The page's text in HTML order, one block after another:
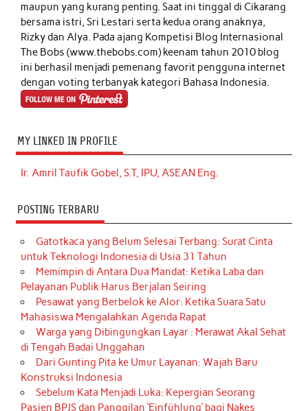
maupun yang kurang penting. Saat ini tinggal di Cikarang
bersama istri, Sri Lestari serta kedua orang anaknya,
Rizky dan Alya. Pada ajang Kompetisi Blog Internasional
The Bobs (www.thebobs.com) keenam tahun 2010 blog
ini berhasil menjadi pemenang favorit pengguna internet
dengan voting terbanyak kategori Bahasa Indonesia.
MY LINKED IN PROFILE
Ir. Amril Taufik Gobel, S.T, IPU, ASEAN Eng.
POSTING TERBARU
Gatotkaca yang Belum Selesai Terbang: Surat Cinta
untuk Teknologi Indonesia di Usia 31 Tahun
Memimpin di Antara Dua Mandat: Ketika Laba dan
Pelayanan Publik Harus Berjalan Seiring
Pesawat yang Berbelok ke Alor: Ketika Suara Satu
Mahasiswa Mengalahkan Agenda Rapat
Warga yang Dibingungkan Layar : Merawat Akal Sehat
di Tengah Badai Unggahan
Dari Gunting Pita ke Umur Layanan: Wajah Baru
Konstruksi Indonesia
Sebelum Kata Menjadi Luka: Kepergian Seorang
Pasien BPJS dan Panggilan ‘Einfühlung’ bagi Nakes